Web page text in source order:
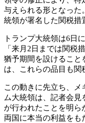
与えられる形となった
統領が署名した関税措
トランプ大統領は6日
「来月2日までは関税
猶予期間を設けること
は、これらの品目も関
この動きに先立ち、メ
ム大統領は、記者会
が行われたことを明ら
両国に本当の利益をも